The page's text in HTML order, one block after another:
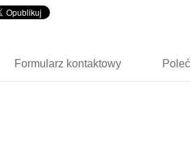
Formularz kontaktowy Poleć